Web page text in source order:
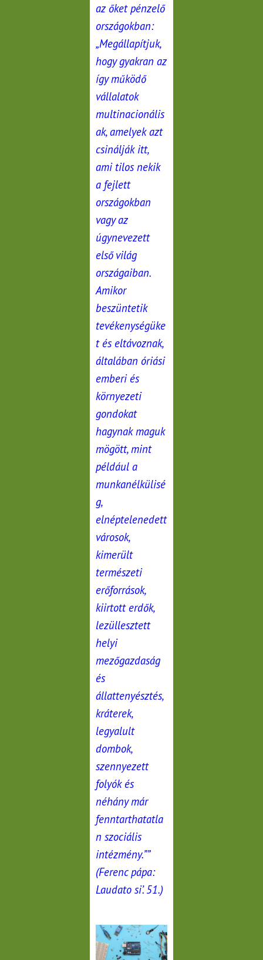
az őket pénzelő
országokban:
„Megállapítjuk,
hogy gyakran az
így működő
vállalatok
multinacionális
ak, amelyek azt
csinálják itt,
ami tilos nekik
a fejlett
országokban
vagy az
úgynevezett
első világ
országaiban.
Amikor
beszüntetik
tevékenységüke
t és eltávoznak,
általában óriási
emberi és
környezeti
gondokat
hagynak maguk
mögött, mint
például a
munkanélkülisé
g,
elnéptelenedett
városok,
kimerült
természeti
erőforrások,
kiirtott erdők,
lezüllesztett
helyi
mezőgazdaság
és
állattenyésztés,
kráterek,
legyalult
dombok,
szennyezett
folyók és
néhány már
fenntarthatatla
n szociális
intézmény.””
(Ferenc pápa:
Laudato si’. 51.)